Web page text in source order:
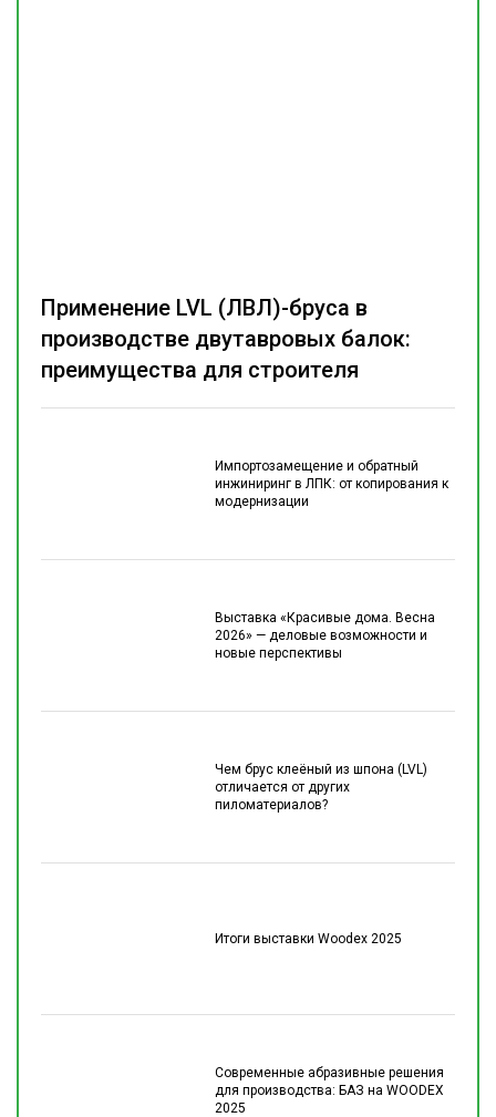
Импортозамещение и обратный
инжиниринг в ЛПК: от копирования к
модернизации
Выставка «Красивые дома. Весна
2026» — деловые возможности и
новые перспективы
Чем брус клеёный из шпона (LVL)
отличается от других
пиломатериалов?
Итоги выставки Woodex 2025
Современные абразивные решения
для производства: БАЗ на WOODEX
2025
Применение LVL (ЛВЛ)-бруса в
производстве двутавровых балок:
преимущества для строителя